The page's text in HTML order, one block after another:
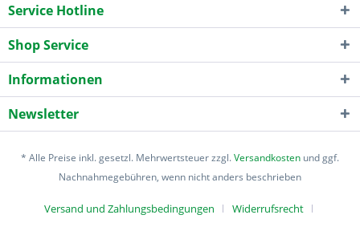
Service Hotline
Shop Service
Informationen
Newsletter
* Alle Preise inkl. gesetzl. Mehrwertsteuer zzgl.Versandkosten und ggf.
Nachnahmegebühren, wenn nicht anders beschrieben
Versand und Zahlungsbedingungen Widerrufsrecht